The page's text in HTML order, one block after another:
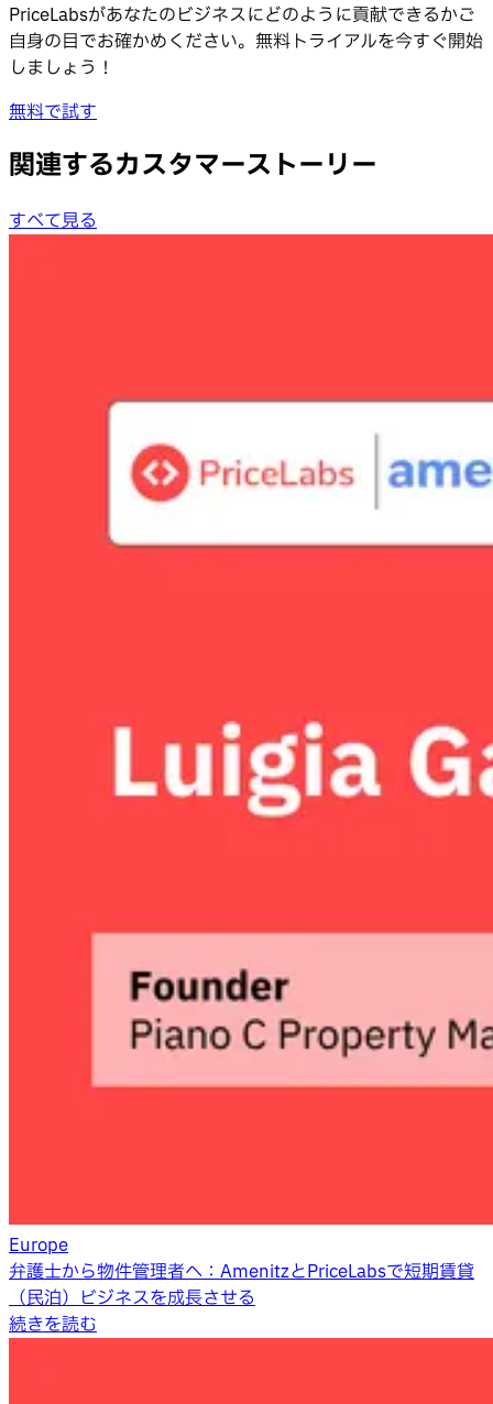
PriceLabsがあなたのビジネスにどのように貢献できるかご
自身の目でお確かめください。無料トライアルを今すぐ開始
しましょう！
無料で試す
関連するカスタマーストーリー
すべて見る
Europe
弁護士から物件管理者へ：AmenitzとPriceLabsで短期賃貸
（民泊）ビジネスを成長させる
続きを読む